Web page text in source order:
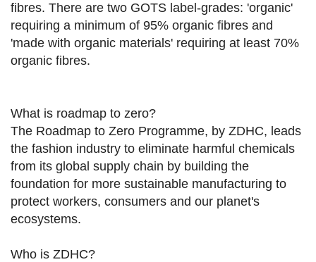
fibres. There are two GOTS label-grades: 'organic'
requiring a minimum of 95% organic fibres and
'made with organic materials' requiring at least 70%
organic fibres.
What is roadmap to zero?
The Roadmap to Zero Programme, by ZDHC, leads
the fashion industry to eliminate harmful chemicals
from its global supply chain by building the
foundation for more sustainable manufacturing to
protect workers, consumers and our planet's
ecosystems.
Who is ZDHC?